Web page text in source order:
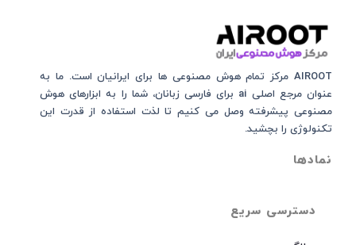
دسترسی سریع
AIROOT مرکز تمام هوش مصنوعی‌‌‌ ها برای ایرانیان است. ما به
عنوان مرجع اصلی ai برای فارسی زبانان، شما را به ابزارهای هوش
مصنوعی پیشرفته وصل می کنیم تا لذت استفاده از قدرت این
تکنولوژی را بچشید.
نمادها